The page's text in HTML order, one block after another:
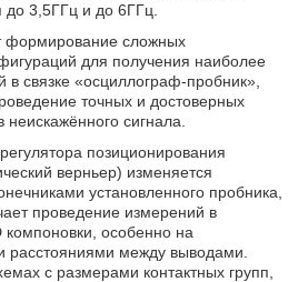
3,5ГГц и до 6ГГц.
формирование сложных
для получения наиболее
связке «осциллограф-пробник»,
точных и достоверных
сигнала.
позиционирования
верньер) изменяется
установленного пробника,
проведение измерений в
компоновки, особенно на
между выводами.
с размерами контактных групп,